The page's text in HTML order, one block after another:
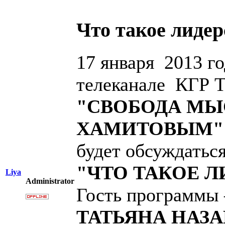
Liya
Administrator
Что такое
17 января 2013
телеканале КГР
"СВОБОДА
ХАМИТОВЫМ"
будет
"ЧТО ТАКОЕ
Гость программы
ТАТЬЯНА